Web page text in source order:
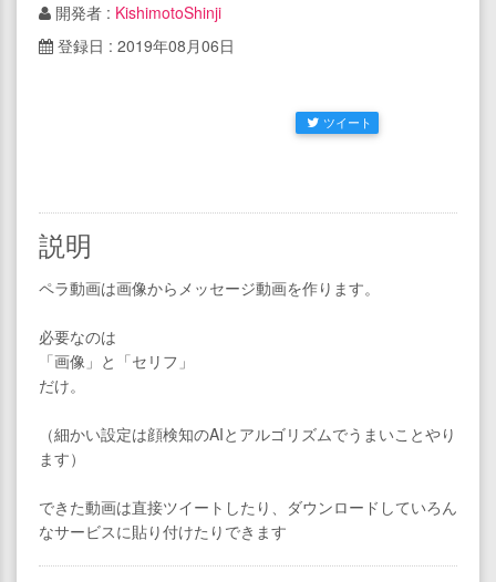
開発者 : KishimotoShinji
登録日 : 2019年08月06日
ツイート
説明
ペラ動画は画像からメッセージ動画を作ります。
必要なのは
「画像」と「セリフ」
だけ。
（細かい設定は顔検知のAIとアルゴリズムでうまいことやり
ます）
できた動画は直接ツイートしたり、ダウンロードしていろん
なサービスに貼り付けたりできます